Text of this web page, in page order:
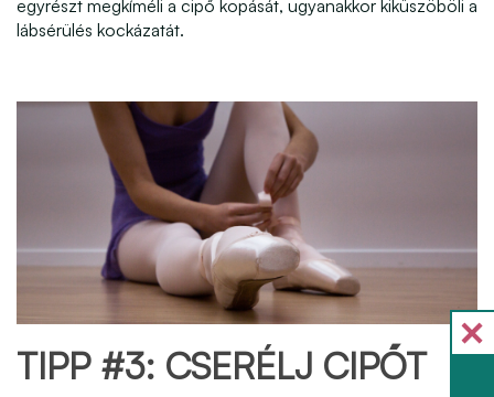
egyrészt megkíméli a cipő kopását, ugyanakkor kiküszöböli a
lábsérülés kockázatát.
TIPP #3: CSERÉLJ CIPŐT